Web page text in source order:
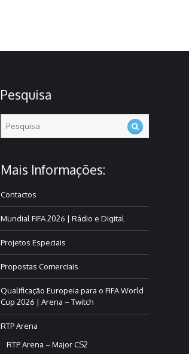
Pesquisa
Mais Informações:
Contactos
Mundial FIFA 2026 | Rádio e Digital
Projetos Especiais
Propostas Comerciais
Qualificação Europeia para o FIFA World
Cup 2026 | Arena – Twitch
RTP Arena
RTP Arena – Major CS2